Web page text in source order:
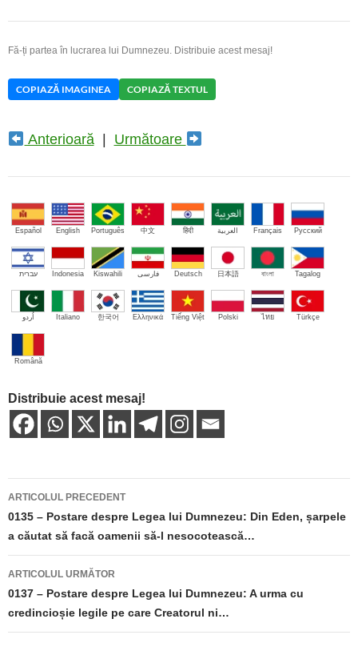
Fă-ți partea în lucrarea lui Dumnezeu. Distribuie acest mesaj!
COPIAZĂ IMAGINEA COPIAZĂ TEXTUL
Anterioară| Următoare
Español English Português 中文 हिंदी العربية Français Русский
עברית Indonesia Kiswahili فارسی Deutsch 日本語 বাংলা Tagalog
اُردو Italiano 한국어 Ελληνικά Tiếng Việt Polski ไทย Türkçe
Română
Distribuie acest mesaj!
Navigare
în
articole
ARTICOLUL PRECEDENT
0135 – Postare despre Legea lui Dumnezeu: Din Eden, șarpele
a căutat să facă oamenii să-l nesocotească…
ARTICOLUL URMĂTOR
0137 – Postare despre Legea lui Dumnezeu: A urma cu
credincioșie legile pe care Creatorul ni…